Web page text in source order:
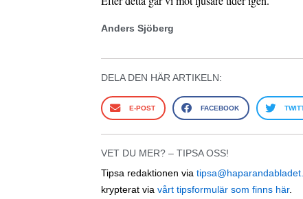
Anders Sjöberg
DELA DEN HÄR ARTIKELN:
E-POST FACEBOOK
VET DU MER? – TIPSA OSS!
Tipsa redaktionen via
krypterat via vårt tipsformulär som finns här.